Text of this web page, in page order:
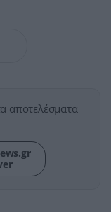
αποτελέσματα